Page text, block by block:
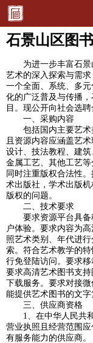
石景山区图
为进一步丰富石景
艺术的深入探索与需
一个全面、系统、多
化的广泛普及与传播
目。现公开向社会选
一、采购内容
包括国内主要艺术类
且资源内容应涵盖艺
设计、技法教程、建筑
金属工艺、其他工艺
同时注重版权合法性
术出版社，学术出版
版权的问题。
二、技术要求
要求资源平台具备
户体验。要求内容为
照艺术类别、年代进
索。符合艺术教学的
行免登陆访问。要求移
要求高清艺术图书支
下载服务。要求对接
能提供艺术图书的文字
三、供应商资格
1、在中华人民共和
营业执照且经营范围
有服务能力的供应商。